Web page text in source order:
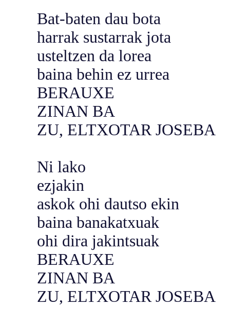
Bat-baten dau bota
harrak sustarrak jota
usteltzen da lorea
baina behin ez urrea
BERAUXE
ZINAN BA
ZU, ELTXOTAR JOSEBA
Ni lako
ezjakin
askok ohi dautso ekin
baina banakatxuak
ohi dira jakintsuak
BERAUXE
ZINAN BA
ZU, ELTXOTAR JOSEBA